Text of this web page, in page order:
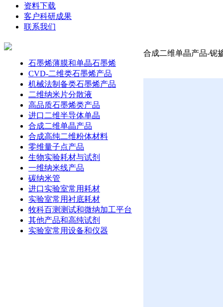
资料下载
客户科研成果
联系我们
石墨烯薄膜和单晶石墨烯
CVD-二维类石墨烯产品
机械法制备类石墨烯产品
二维纳米片分散液
高品质石墨烯类产品
进口二维半导体单晶
合成二维单晶产品
合成高纯二维粉体材料
零维量子点产品
生物实验耗材与试剂
一维纳米线产品
碳纳米管
进口实验室常用耗材
实验室常用衬底耗材
牧科百测测试和微纳加工平台
其他产品和高纯试剂
实验室常用设备和仪器
合成二维单晶产品-铌